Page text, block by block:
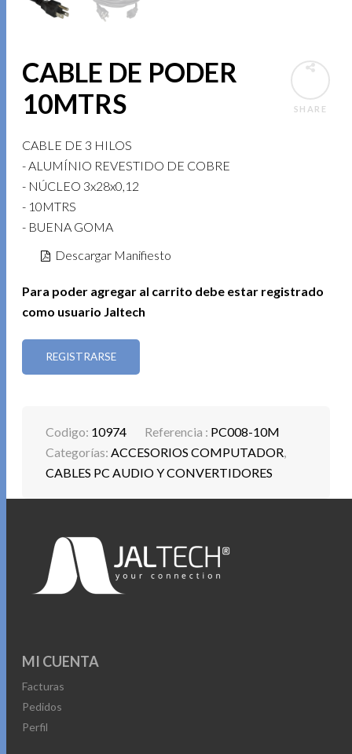
SHARE
CABLE DE PODER
10MTRS
CABLE DE 3 HILOS
- ALUMÍNIO REVESTIDO DE COBRE
- NÚCLEO 3x28x0,12
- 10MTRS
- BUENA GOMA
Descargar Manifiesto
Para poder agregar al carrito debe estar registrado
como usuario Jaltech
REGISTRARSE
Codigo: 10974 Referencia : PC008-10M
Categorías:ACCESORIOS COMPUTADOR,
CABLES PC AUDIO Y CONVERTIDORES
MI CUENTA
Facturas
Pedidos
Perfil